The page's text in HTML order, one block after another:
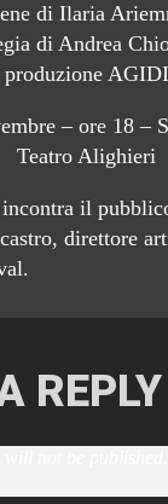
di Ilaria
di Andrea
produzione AGIDI
– ore 18 –
Teatro Alighieri
il
direttore
REPLY